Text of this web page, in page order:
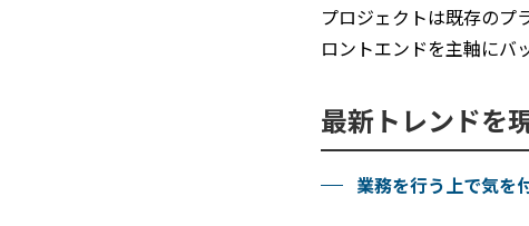
プロジェクトは既存のプ
ロントエンドを主軸にバ
最新トレンドを
業務を行う上で気を